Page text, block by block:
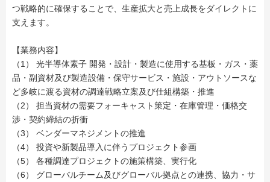
つ戦略的に確保することで、生産拡大と売上成長をダイレクトに
支えます。
【業務内容】
（1） 光半導体素子 開発・設計・製造に使用する基板・ガス・薬
品・副資材及び製造設備・保守サービス・施設・アウトソースな
ど多岐に渡る資材の調達戦略立案及び仕組構築・推進
（2） 担当資材の需要フォーキャスト策定・在庫管理・価格交
渉・契約締結の折衝
（3） ベンダーマネジメントの推進
（4） 投資や新製品導入に伴うプロジェクト参画
（5） 各種調達プロジェクトの施策構築、実行化
（6） グローバルチーム及びグローバル拠点との連携、協力・サ